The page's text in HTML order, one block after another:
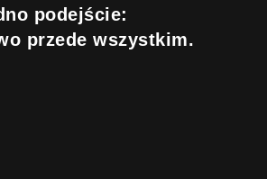
podejście:
przede wszystkim.